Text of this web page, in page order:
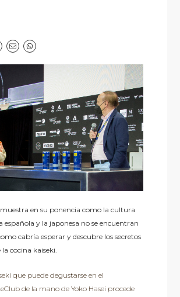
en su ponencia como la cultura
española y la japonesa no se encuentran
cabría esperar y descubre los secretos
cocina kaiseki.
que puede degustarse en el
de la mano de Yoko Hasei procede